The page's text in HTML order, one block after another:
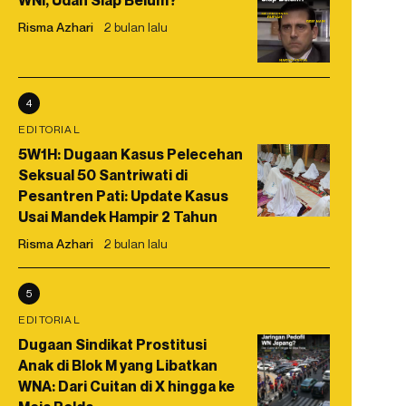
Risma Azhari 2 bulan lalu
4
EDITORIAL
5W1H: Dugaan Kasus Pelecehan
Seksual 50 Santriwati di
Pesantren Pati: Update Kasus
Usai Mandek Hampir 2 Tahun
Risma Azhari 2 bulan lalu
5
EDITORIAL
Dugaan Sindikat Prostitusi
Anak di Blok M yang Libatkan
WNA: Dari Cuitan di X hingga ke